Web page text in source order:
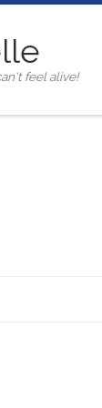
feel alive!